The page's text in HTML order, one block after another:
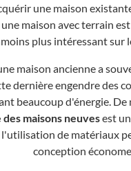
une maison
maison avec terrain
plus intéressant sur
maison ancienne a
dernière engendre des
beaucoup d'énergie. De
maisons neuvesest
de matériaux
conception économe.